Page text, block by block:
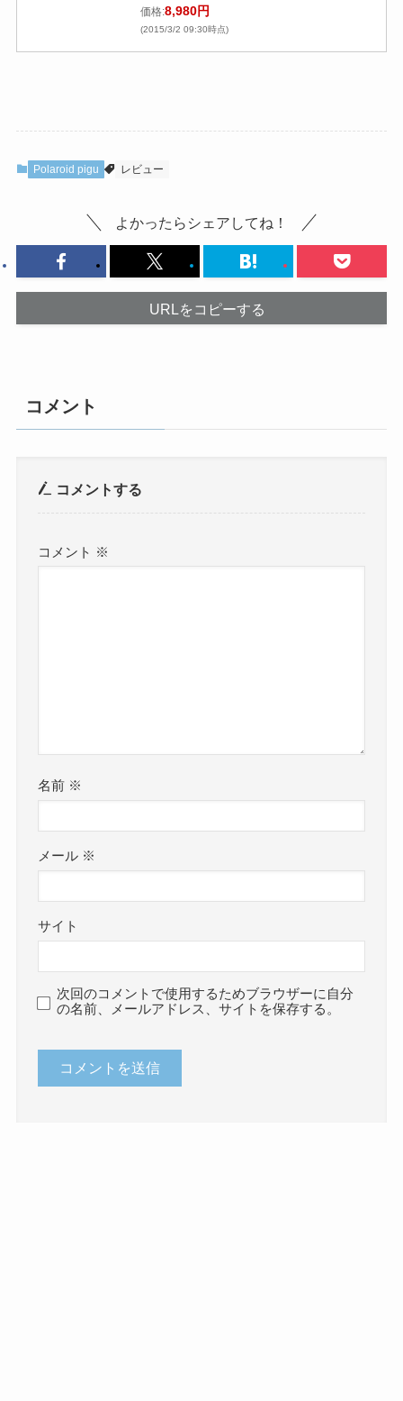
価格:8,980円
(2015/3/2 09:30時点)
Polaroid pigu レビュー
よかったらシェアしてね！
URLをコピーする
コメント
コメントする
コメント ※
名前 ※
メール ※
サイト
次回のコメントで使用するためブラウザーに自分
の名前、メールアドレス、サイトを保存する。